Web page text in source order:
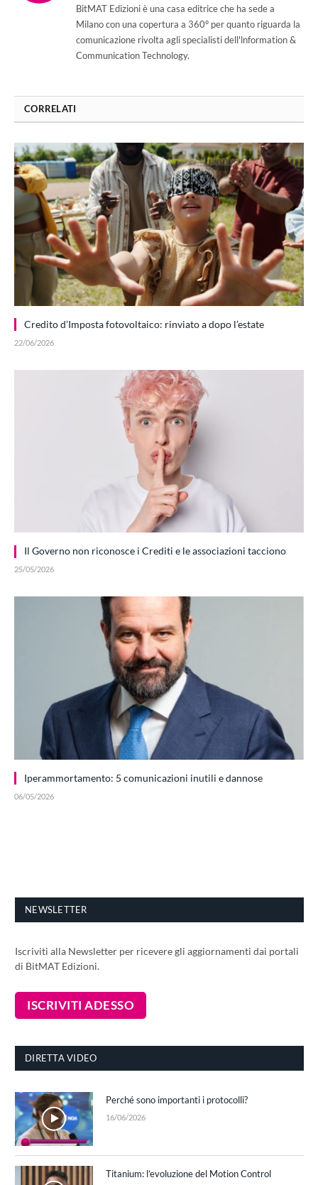
BitMAT Edizioni è una casa editrice che ha sede a
Milano con una copertura a 360° per quanto riguarda la
comunicazione rivolta agli specialisti dell'lnformation &
Communication Technology.
CORRELATI
Credito d’Imposta fotovoltaico: rinviato a dopo l’estate
22/06/2026
Il Governo non riconosce i Crediti e le associazioni tacciono
25/05/2026
Iperammortamento: 5 comunicazioni inutili e dannose
06/05/2026
NEWSLETTER
Iscriviti alla Newsletter per ricevere gli aggiornamenti dai portali
di BitMAT Edizioni.
DIRETTA VIDEO
Perché sono importanti i protocolli?
16/06/2026
Titanium: l’evoluzione del Motion Control